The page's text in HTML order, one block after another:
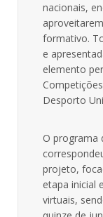
nacionais,
formativo.
e
elemento
Desporto
O programa
projeto,
etapa inicial
virtuais,